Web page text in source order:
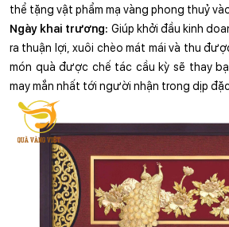
thể tặng vật phẩm mạ vàng phong thuỷ
Ngày khai trương: Giúp khởi đầu kinh
ra thuận lợi, xuôi chèo mát mái và thu
món quà được chế tác cầu kỳ sẽ thay
may mắn nhất tới người nhận trong dịp